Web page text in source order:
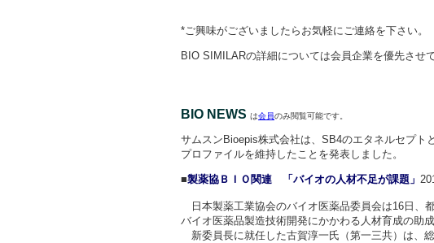
*ご興味がございましたらお気軽にご連絡を下さい。
BIO SIMILARの詳細については会員企業を優先させ
BIO NEWS は会員のみ閲覧可能です。
サムスンBioepis株式会社は、SB4のエタネルセプト
プロファイルを維持したことを発表しました。
■製薬協ＢＩＯ関連 「バイオの人材不足が課題」
日本製薬工業協会のバイオ医薬品委員会は16日、
バイオ医薬品製造技術開発にかかわる人材育成の助
新委員長に就任した古賀淳一氏（第一三共）は、